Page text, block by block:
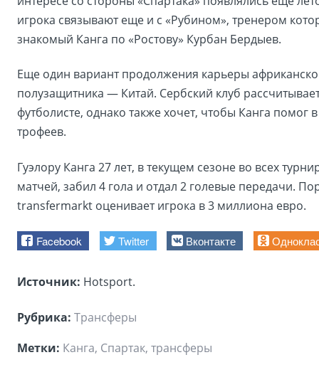
игрока связывают еще и с «Рубином», тренером
знакомый Канга по «Ростову» Курбан Бердыев.
Еще один вариант продолжения карьеры
полузащитника — Китай. Сербский клуб
футболисте, однако также хочет, чтобы Канга помог
трофеев.
Гуэлору Канга 27 лет, в текущем сезоне во всех
матчей, забил 4 гола и отдал 2 голевые передачи.
transfermarkt оценивает игрока в 3 миллиона евро.
Facebook Twitter Вконтакте
Источник: Hotsport.
Рубрика: Трансферы
Метки: Канга, Спартак, трансферы